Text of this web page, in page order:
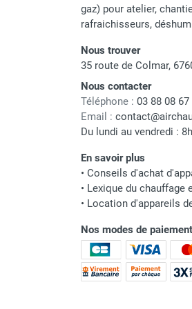
punaises de lit
Chauffage électrique
Chauffage mobile au
Chauffage fioul
cheminée et réservoir
Chauffage fioul
cheminée à raccorder
Chauffage fioul
cheminée à
Chauffage fioul
infrarouge/rayonnant
Chauffage mobile au
Chauffage mobile au
combustion directe
Chauffage mobile au
gaz) pour atelier,
rafraichisseurs,
Nous trouver
35 route de Colmar,
Nous contacter
Téléphone : 03 88 08 67
Email :
Du lundi au vendredi :
En savoir plus
• Conseils d'achat
• Lexique du chauffage
• Location d'appareils
Nos modes de paiement